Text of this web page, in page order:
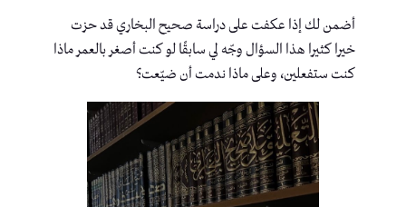
أضمن لك إذا عكفت على دراسة صحيح البخاري قد حزت
خيرا كثيرا هذا السؤال وجّه لي سابقًا لو كنت أصغر بالعمر ماذا
كنت ستفعلين، وعلى ماذا ندمت أن ضيّعت؟